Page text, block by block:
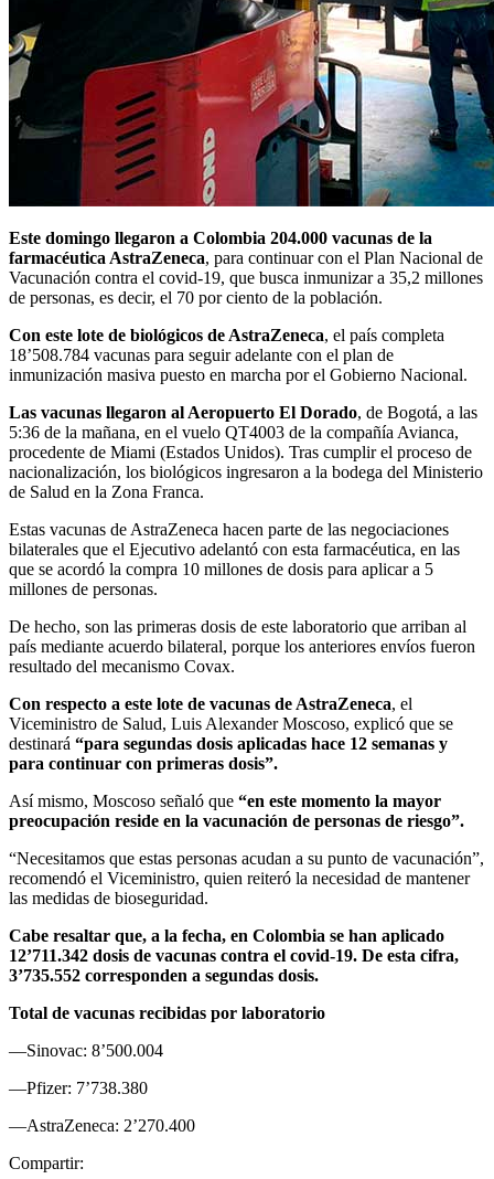
Este domingo llegaron a Colombia 204.000 vacunas de la
farmacéutica AstraZeneca, para continuar con el Plan Nacional de
Vacunación contra el covid-19, que busca inmunizar a 35,2 millones
de personas, es decir, el 70 por ciento de la población.
Con este lote de biológicos de AstraZeneca, el país completa
18’508.784 vacunas para seguir adelante con el plan de
inmunización masiva puesto en marcha por el Gobierno Nacional.
Las vacunas llegaron al Aeropuerto El Dorado, de Bogotá, a las
5:36 de la mañana, en el vuelo QT4003 de la compañía Avianca,
procedente de Miami (Estados Unidos). Tras cumplir el proceso de
nacionalización, los biológicos ingresaron a la bodega del Ministerio
de Salud en la Zona Franca.
Estas vacunas de AstraZeneca hacen parte de las negociaciones
bilaterales que el Ejecutivo adelantó con esta farmacéutica, en las
que se acordó la compra 10 millones de dosis para aplicar a 5
millones de personas.
De hecho, son las primeras dosis de este laboratorio que arriban al
país mediante acuerdo bilateral, porque los anteriores envíos fueron
resultado del mecanismo Covax.
Con respecto a este lote de vacunas de AstraZeneca, el
Viceministro de Salud, Luis Alexander Moscoso, explicó que se
destinará “para segundas dosis aplicadas hace 12 semanas y
para continuar con primeras dosis”.
Así mismo, Moscoso señaló que “en este momento la mayor
preocupación reside en la vacunación de personas de riesgo”.
“Necesitamos que estas personas acudan a su punto de vacunación”,
recomendó el Viceministro, quien reiteró la necesidad de mantener
las medidas de bioseguridad.
Cabe resaltar que, a la fecha, en Colombia se han aplicado
12’711.342 dosis de vacunas contra el covid-19. De esta cifra,
3’735.552 corresponden a segundas dosis.
Total de vacunas recibidas por laboratorio
—Sinovac: 8’500.004
—Pfizer: 7’738.380
—AstraZeneca: 2’270.400
Compartir: